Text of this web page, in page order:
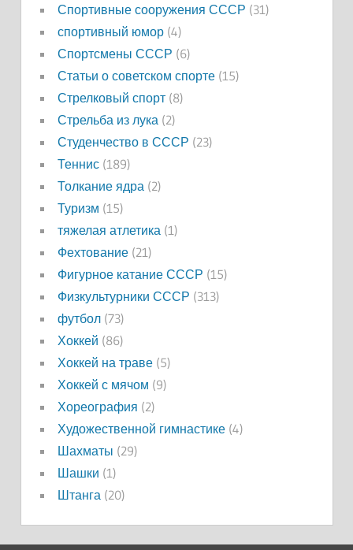
Спортивные сооружения СССР (31)
спортивный юмор(4)
Спортсмены СССР (6)
Статьи о советском спорте(15)
Стрелковый спорт(8)
Стрельба из лука (2)
Студенчество в СССР (23)
Теннис(189)
Толкание ядра (2)
Туризм (15)
тяжелая атлетика (1)
Фехтование(21)
Фигурное катание СССР (15)
Физкультурники СССР (313)
футбол(73)
Хоккей (86)
Хоккей на траве(5)
Хоккей с мячом (9)
Хореография (2)
Художественной гимнастике(4)
Шахматы (29)
Шашки (1)
Штанга (20)